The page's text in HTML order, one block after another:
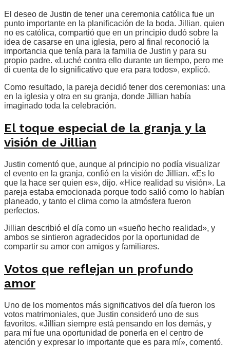
El deseo de Justin de tener una ceremonia católica fue un
punto importante en la planificación de la boda. Jillian, quien
no es católica, compartió que en un principio dudó sobre la
idea de casarse en una iglesia, pero al final reconoció la
importancia que tenía para la familia de Justin y para su
propio padre. «Luché contra ello durante un tiempo, pero me
di cuenta de lo significativo que era para todos», explicó.
Como resultado, la pareja decidió tener dos ceremonias: una
en la iglesia y otra en su granja, donde Jillian había
imaginado toda la celebración.
El toque especial de la granja y la
visión de Jillian
Justin comentó que, aunque al principio no podía visualizar
el evento en la granja, confió en la visión de Jillian. «Es lo
que la hace ser quien es», dijo. «Hice realidad su visión». La
pareja estaba emocionada porque todo salió como lo habían
planeado, y tanto el clima como la atmósfera fueron
perfectos.
Jillian describió el día como un «sueño hecho realidad», y
ambos se sintieron agradecidos por la oportunidad de
compartir su amor con amigos y familiares.
Votos que reflejan un profundo
amor
Uno de los momentos más significativos del día fueron los
votos matrimoniales, que Justin consideró uno de sus
favoritos. «Jillian siempre está pensando en los demás, y
para mí fue una oportunidad de ponerla en el centro de
atención y expresar lo importante que es para mí», comentó.